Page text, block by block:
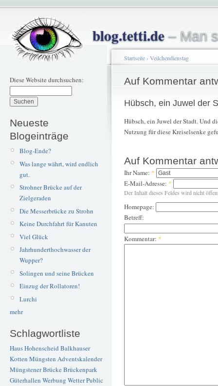
blog.tetti.de– Man
Diese Website durchsuchen:
Neueste
Blogeinträge
Blog-Ende?
Was lange währt, wird endlich
gut.
Strohner Brücke auf der
Zielgeraden
Die Messerbrücke zu Strohn
Keine Durchfahrt für Kanuten
Viel Glück
Jahrhunderthochwasser der
Wupper?
Solingen und seine Brücken
Einzug der Rollatoren!
Lurchi
mehr
Schlagwortliste
Haus Hohenscheid Balkhauser
Kotten Müngsten Adventskalender
Müngstener BrückeBrückenpark
Güterhallen Werbung WetterPublic
Startseite› Veilchendienstag
Auf Kommentar
Hübsch, ein Juwel der
Hübsch, ein Juwel der Stadt. Und
Nutzung für diese Kreiselsenke
Auf Kommentar
Ihr Name: *
E-Mail-Adresse: *
Der Inhalt dieses Feldes wird nicht
Homepage:
Betreff:
Kommentar: *